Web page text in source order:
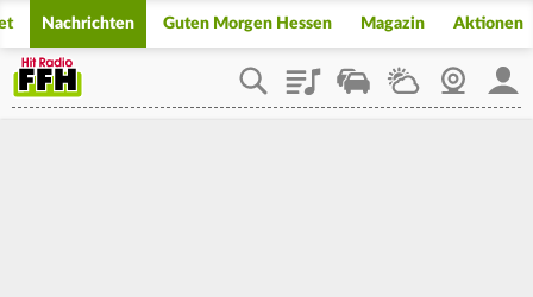
Nachrichten Guten Morgen Hessen Magazin Aktionen
PlaylistStaupilotWetterWebcam